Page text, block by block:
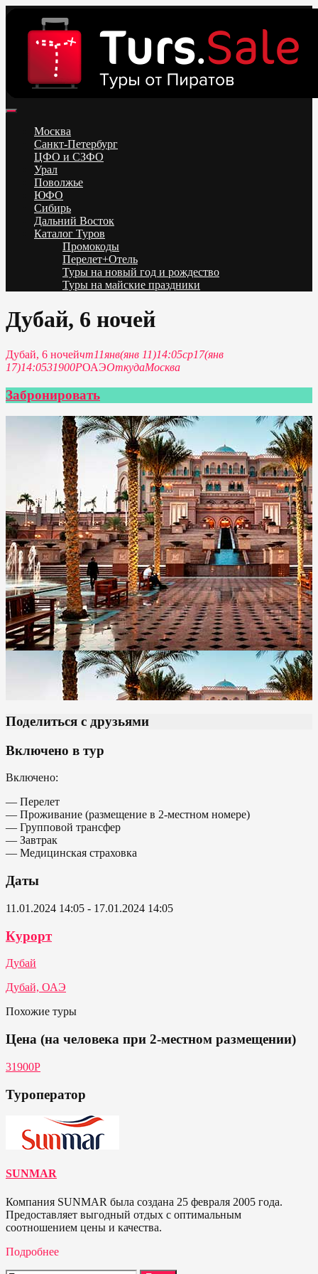
content
Низкие цены на путевки 3-7-10 ночей все включено, отдых на
море. Распродажа экскурсионных и горнолыжных туров.
Обновление каждый день. Официальный сайт Тур Сейл
Москва
Санкт-Петербург
ЦФО и СЗФО
Урал
Поволжье
ЮФО
Сибирь
Дальний Восток
Каталог Туров
Промокоды
Перелет+Отель
Туры на новый год и рождество
Туры на майские праздники
Telegram
Дубай, 6 ночей
Дубай, 6 ночейчт11янв(янв 11)14:05ср17(янв
17)14:0531900РОАЭОткудаМосква
Забронировать
Поделиться с друзьями
Включено в тур
Включено:
— Перелет
— Проживание (размещение в 2-местном номере)
— Групповой трансфер
— Завтрак
— Медицинская страховка
Даты
11.01.2024 14:05 - 17.01.2024 14:05
Курорт
Дубай
Дубай, ОАЭ
Похожие туры
Цена (на человека при 2-местном размещении)
31900Р
Туроператор
SUNMAR
Компания SUNMAR была создана 25 февраля 2005 года.
Предоставляет выгодный отдых с оптимальным
соотношением цены и качества.
Подробнее